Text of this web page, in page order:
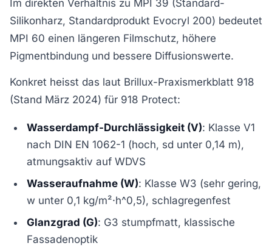
Im direkten Verhältnis zu MPI 39 (Standard-
Silikonharz, Standardprodukt Evocryl 200) bedeutet
MPI 60 einen längeren Filmschutz, höhere
Pigmentbindung und bessere Diffusionswerte.
Konkret heisst das laut Brillux-Praxismerkblatt 918
(Stand März 2024) für 918 Protect:
Wasserdampf-Durchlässigkeit (V): Klasse V1
nach DIN EN 1062-1 (hoch, sd unter 0,14 m),
atmungsaktiv auf WDVS
Wasseraufnahme (W): Klasse W3 (sehr gering,
w unter 0,1 kg/m²·h^0,5), schlagregenfest
Glanzgrad (G): G3 stumpfmatt, klassische
Fassadenoptik